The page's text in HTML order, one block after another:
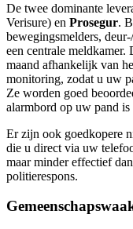
De twee dominante
Verisure) en Prosegur.
bewegingsmelders,
een centrale meldkamer.
maand afhankelijk van
monitoring, zodat u uw
Ze worden goed
alarmbord op uw pand
Er zijn ook goedkopere
die u direct via uw
maar minder effectief
politierespons.